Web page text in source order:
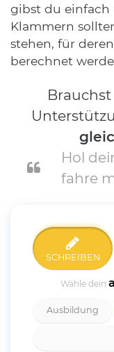
gibst du einfach
Klammern
stehen, für
berechnet
Hol
fahre
SCHREIBEN
Wähle dein
Ausbildung